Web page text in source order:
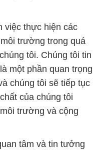
việc thực hiện các
trường trong quá
tôi. Chúng tôi tin
một phần quan trọng
chúng tôi sẽ tiếp tục
của chúng tôi
trường và cộng
tâm và tin tưởng